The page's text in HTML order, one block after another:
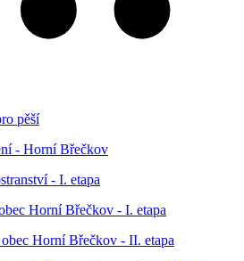
pěší
- Horní Břečkov
- I. etapa
Horní Břečkov - I. etapa
Horní Břečkov - II. etapa